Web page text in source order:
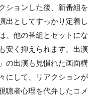
ションした後、新番組を
出としてすっかり定着し
、他の番組とセットにな
安く抑えられます。出演
の出演も見慣れた画面構
にして、リアクションが
聴者心理を代弁したコメ